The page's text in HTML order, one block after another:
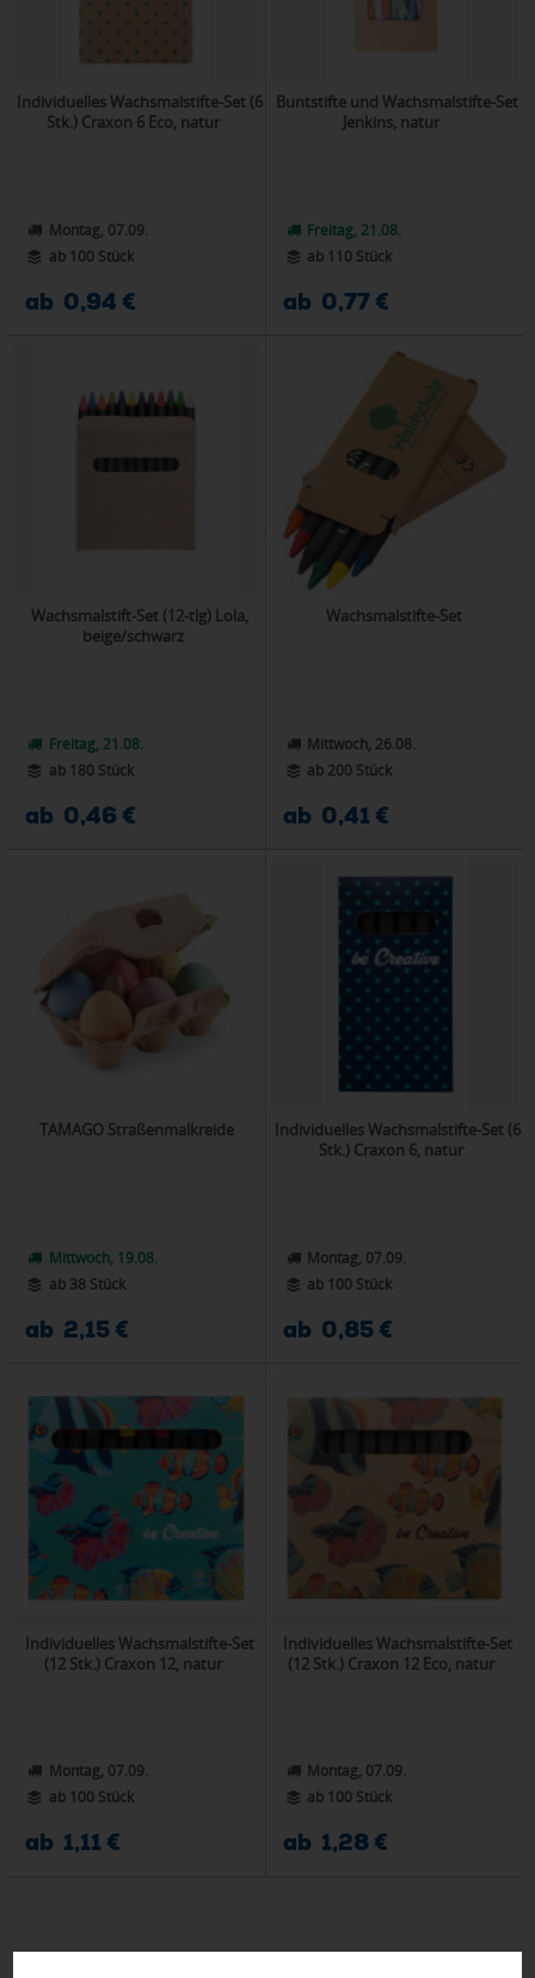
Individuelles Wachsmalstifte-Set (6
Stk.) Craxon 6 Eco, natur
Montag, 07.09.
ab 100 Stück
ab 0,94 €
Buntstifte und Wachsmalstifte-Set
Jenkins, natur
Freitag, 21.08.
ab 110 Stück
ab 0,77 €
Wachsmalstift-Set (12-tlg) Lola,
beige/schwarz
Freitag, 21.08.
ab 180 Stück
ab 0,46 €
Wachsmalstifte-Set
Mittwoch, 26.08.
ab 200 Stück
ab 0,41 €
TAMAGO Straßenmalkreide
Mittwoch, 19.08.
ab 38 Stück
ab 2,15 €
Individuelles Wachsmalstifte-Set (6
Stk.) Craxon 6, natur
Montag, 07.09.
ab 100 Stück
ab 0,85 €
Individuelles Wachsmalstifte-Set
(12 Stk.) Craxon 12, natur
Montag, 07.09.
ab 100 Stück
ab 1,11 €
Individuelles Wachsmalstifte-Set
(12 Stk.) Craxon 12 Eco, natur
Montag, 07.09.
ab 100 Stück
ab 1,28 €